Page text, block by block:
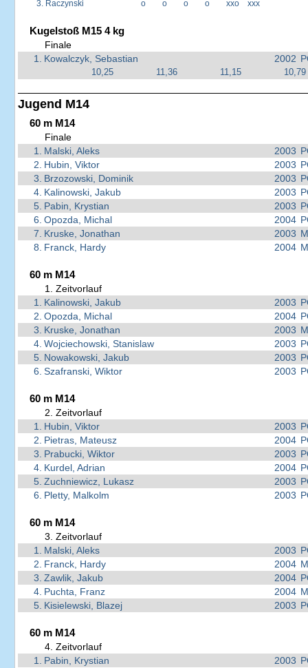
3. Raczynski o o o o xxo xxx
Kugelstoß M15 4 kg
Finale
1.
Kowalczyk, Sebastian 2002
10,25 11,36 11,15 10,79
Jugend M14
60 m M14
Finale
1.
Malski, Aleks 2003
2. Hubin, Viktor 2003
3. Brzozowski, Dominik 2003
4. Kalinowski, Jakub 2003
5. Pabin, Krystian 2003
6. Opozda, Michal 2004
7. Kruske, Jonathan 2003
8. Franck, Hardy 2004
60 m M14
1. Zeitvorlauf
1.
Kalinowski, Jakub 2003
2. Opozda, Michal 2004
3. Kruske, Jonathan 2003
4. Wojciechowski, Stanislaw 2003
5. Nowakowski, Jakub 2003
6. Szafranski, Wiktor 2003
60 m M14
2. Zeitvorlauf
1.
Hubin, Viktor 2003
2. Pietras, Mateusz 2004
3. Prabucki, Wiktor 2003
4. Kurdel, Adrian 2004
5. Zuchniewicz, Lukasz 2003
6. Pletty, Malkolm 2003
60 m M14
3. Zeitvorlauf
1.
Malski, Aleks 2003
2. Franck, Hardy 2004
3. Zawlik, Jakub 2004
4. Puchta, Franz 2004
5. Kisielewski, Blazej 2003
60 m M14
4. Zeitvorlauf
1.
Pabin, Krystian 2003